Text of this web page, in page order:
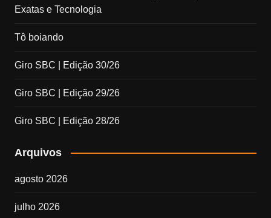
Exatas e Tecnologia
Tô boiando
Giro SBC | Edição 30/26
Giro SBC | Edição 29/26
Giro SBC | Edição 28/26
Arquivos
agosto 2026
julho 2026